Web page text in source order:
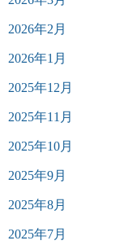
2026年2月
2026年1月
2025年12月
2025年11月
2025年10月
2025年9月
2025年8月
2025年7月